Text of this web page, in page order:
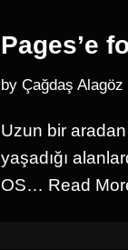
Pages’e
by Çağdaş Alagöz
Uzun bir aradan
yaşadığı
OS… Read